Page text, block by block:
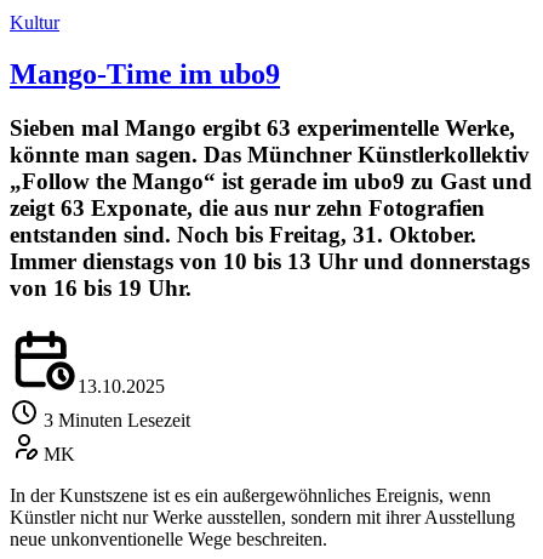
Kultur
Mango-Time im ubo9
Sieben mal Mango ergibt 63 experimentelle Werke,
könnte man sagen. Das Münchner Künstlerkollektiv
„Follow the Mango“ ist gerade im ubo9 zu Gast und
zeigt 63 Exponate, die aus nur zehn Fotografien
entstanden sind. Noch bis Freitag, 31. Oktober.
Immer dienstags von 10 bis 13 Uhr und donnerstags
von 16 bis 19 Uhr.
13.10.2025
3 Minuten Lesezeit
MK
In der Kunstszene ist es ein außergewöhnliches Ereignis, wenn
Künstler nicht nur Werke ausstellen, sondern mit ihrer Ausstellung
neue unkonventionelle Wege beschreiten.